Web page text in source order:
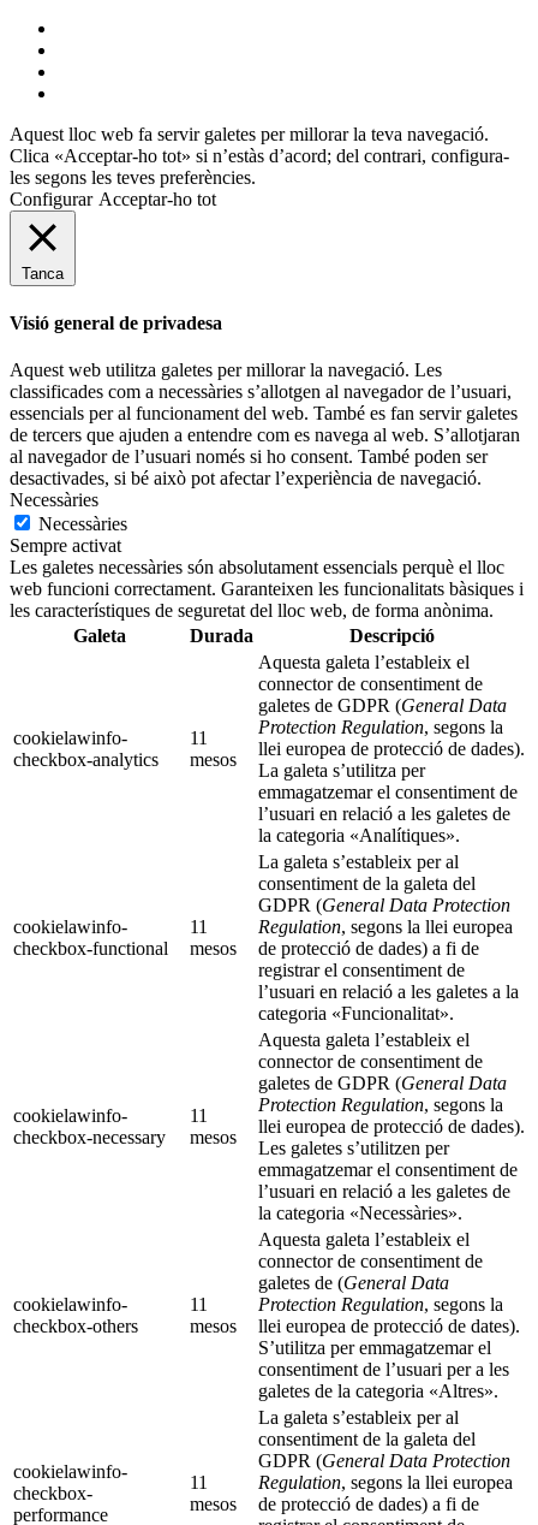
Aquest lloc web fa servir galetes per millorar la teva navegació.
Clica «Acceptar-ho tot» si n’estàs d’acord; del contrari, configura-
les segons les teves preferències.
Configurar Acceptar-ho tot
Tanca
Visió general de privadesa
Aquest web utilitza galetes per millorar la navegació. Les
classificades com a necessàries s’allotgen al navegador de l’usuari,
essencials per al funcionament del web. També es fan servir galetes
de tercers que ajuden a entendre com es navega al web. S’allotjaran
al navegador de l’usuari només si ho consent. També poden ser
desactivades, si bé això pot afectar l’experiència de navegació.
Necessàries
Necessàries
Sempre activat
Les galetes necessàries són absolutament essencials perquè el lloc
web funcioni correctament. Garanteixen les funcionalitats bàsiques i
les característiques de seguretat del lloc web, de forma anònima.
Galeta
Durada Descripció
cookielawinfo-
checkbox-analytics
11
mesos
Aquesta galeta l’estableix el
connector de consentiment de
galetes de GDPR (General Data
Protection Regulation, segons la
llei europea de protecció de dades).
La galeta s’utilitza per
emmagatzemar el consentiment de
l’usuari en relació a les galetes de
la categoria «Analítiques».
cookielawinfo-
checkbox-functional
11
mesos
La galeta s’estableix per al
consentiment de la galeta del
GDPR (General Data Protection
Regulation, segons la llei europea
de protecció de dades) a fi de
registrar el consentiment de
l’usuari en relació a les galetes a la
categoria «Funcionalitat».
cookielawinfo-
checkbox-necessary
11
mesos
Aquesta galeta l’estableix el
connector de consentiment de
galetes de GDPR (General Data
Protection Regulation, segons la
llei europea de protecció de dades).
Les galetes s’utilitzen per
emmagatzemar el consentiment de
l’usuari en relació a les galetes de
la categoria «Necessàries».
cookielawinfo-
checkbox-others
11
mesos
Aquesta galeta l’estableix el
connector de consentiment de
galetes de (General Data
Protection Regulation, segons la
llei europea de protecció de dates).
S’utilitza per emmagatzemar el
consentiment de l’usuari per a les
galetes de la categoria «Altres».
cookielawinfo-
checkbox-
performance
11
mesos
La galeta s’estableix per al
consentiment de la galeta del
GDPR (General Data Protection
Regulation, segons la llei europea
de protecció de dades) a fi de